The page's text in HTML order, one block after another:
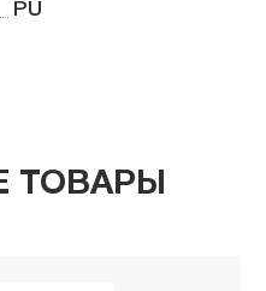
PU
ТОВАРЫ